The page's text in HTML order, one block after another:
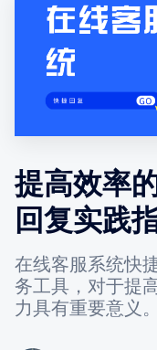
提高效率
回复实践
在线客服系统快
务工具，对于提
力具有重要意义。